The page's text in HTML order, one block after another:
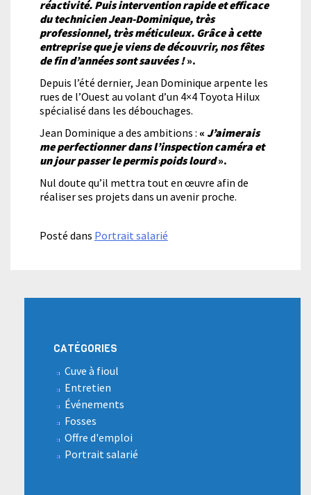
réactivité. Puis intervention rapide et efficace
du technicien Jean-Dominique, très
professionnel, très méticuleux. Grâce à cette
entreprise que je viens de découvrir, nos fêtes
de fin d’années sont sauvées !».
Depuis l’été dernier, Jean Dominique arpente les
rues de l’Ouest au volant d’un 4×4 Toyota Hilux
spécialisé dans les débouchages.
Jean Dominique a des ambitions : « J’aimerais
me perfectionner dans l’inspection caméra et
un jour passer le permis poids lourd».
Nul doute qu’il mettra tout en œuvre afin de
réaliser ses projets dans un avenir proche.
Posté dans Portrait salarié
CATÉGORIES
Cuve à fioul
Entretien
Événements
Fosses
Offre d'emploi
Portrait salarié